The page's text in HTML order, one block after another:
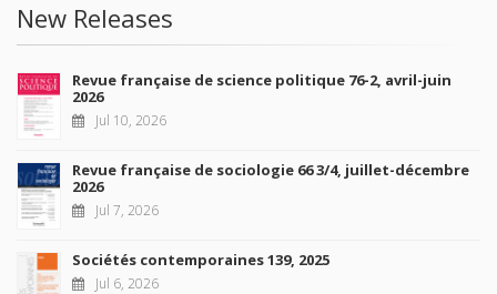
New Releases
Revue française de science politique 76-2, avril-juin
2026
Jul 10, 2026
Revue française de sociologie 66 3/4, juillet-décembre
2026
Jul 7, 2026
Sociétés contemporaines 139, 2025
Jul 6, 2026